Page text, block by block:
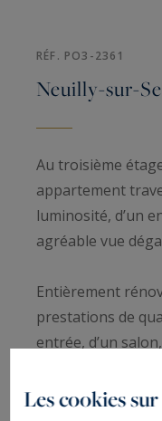
RÉF. PO3-2361
Neuilly-sur-
Au troisième
appartement
luminosité, d’un
agréable vue
Entièrement
prestations de
entrée, d’un
cuisine
salle de bains
Les cookies